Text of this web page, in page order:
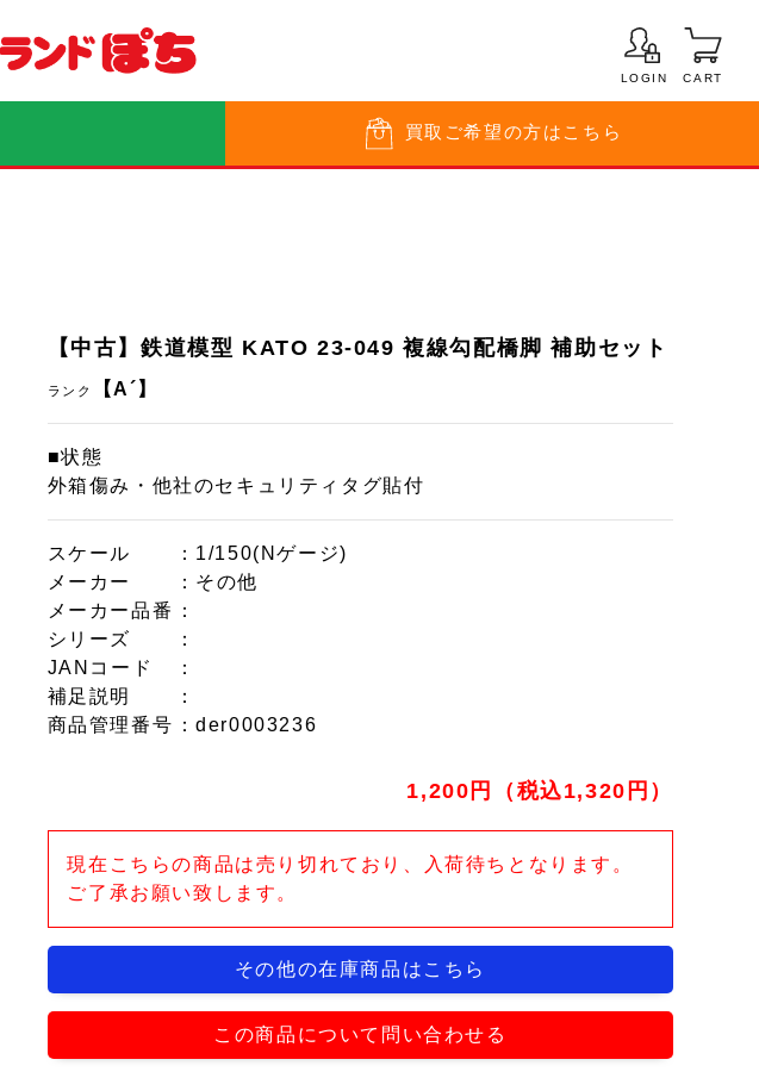
LOGIN CART
買取 ご希望の方はこちら
【中古】鉄道模型 KATO 23-049 複線勾配橋脚 補助セット
ランク 【A´】
■状態
外箱傷み・他社のセキュリティタグ貼付
スケール
：1/150(Nゲージ)
メーカー
：その他
メーカー品番
：
シリーズ
：
JANコード
：
補足説明
：
商品管理番号 ：der0003236
1,200円（税込1,320円）
現在こちらの商品は売り切れており、入荷待ちとなります。
ご了承お願い致します。
その他の在庫商品はこちら
この商品について問い合わせる